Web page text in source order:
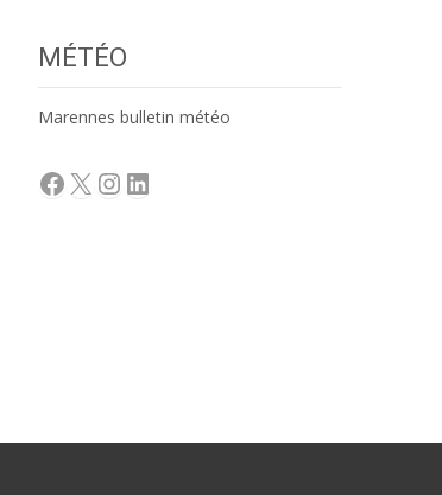
MÉTÉO
Marennes bulletin météo
Facebook
X Instagram
LinkedIn